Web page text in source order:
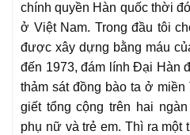
chính quyền Hàn quốc thời
ở Việt Nam. Trong đầu tôi
được xây dựng bằng máu
đến 1973, đám lính Đại Hàn
thảm sát đồng bào ta ở
giết tổng cộng trên hai
phụ nữ và trẻ em. Thì ra một